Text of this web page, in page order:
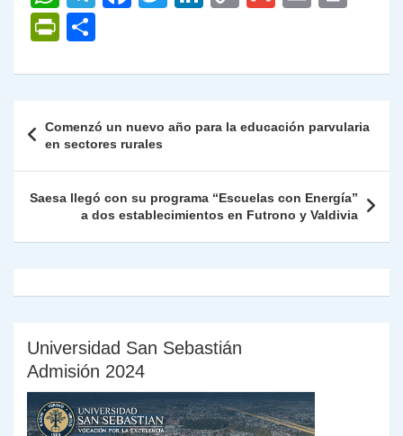
h
at
s
p
p
gr
m
e
o
o
k
er e
n
y
n
k
l
l
P
nt
ie
n
dl
m
p
ar
tir
de
entradas
Comenzó un nuevo año para la educación parvularia
en sectores rurales
Saesa llegó con su programa “Escuelas con Energía”
a dos establecimientos en Futrono y Valdivia
Universidad San Sebastián
Admisión 2024